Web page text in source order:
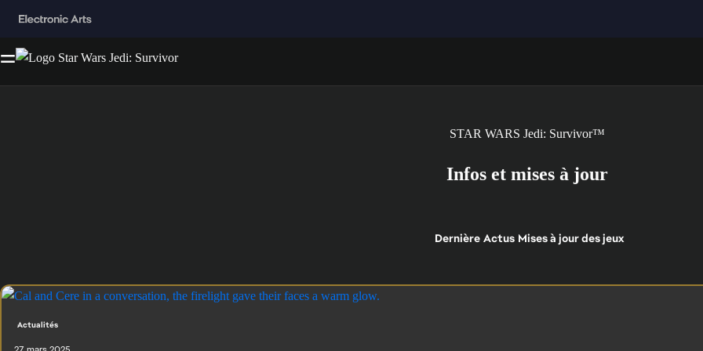
STAR WARS Jedi: Survivor™
Infos et mises à jour
Dernière Actus Mises à jour des jeux
Actualités